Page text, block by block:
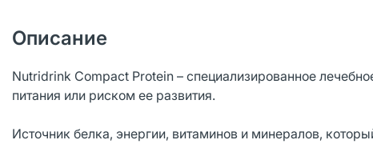
Описание
Nutridrink Compact Protein – специализированное
питания или риском ее развития.
Источник белка, энергии, витаминов и минералов,